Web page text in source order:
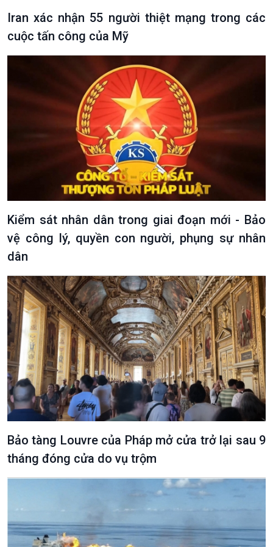
Văn hoá & Du lịch
Tin Văn hoá & Du lịch
Chát với người nổi tiếng
Câu chuyện Thể thao
Multimedia
Ảnh
Video
Infographic
E-Magazine
Iran xác nhận 55 người thiệt mạng trong các
cuộc tấn công của Mỹ
Kiểm sát nhân dân trong giai đoạn mới - Bảo
vệ công lý, quyền con người, phụng sự nhân
dân
Bảo tàng Louvre của Pháp mở cửa trở lại sau 9
tháng đóng cửa do vụ trộm